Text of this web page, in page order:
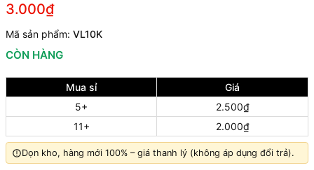
3.000₫
Mã sản phẩm: VL10K
CÒN HÀNG
Mua sỉ
Giá
5+
2.500₫
11+
2.000₫
Dọn kho, hàng mới 100% – giá thanh lý (không áp dụng đổi trả).